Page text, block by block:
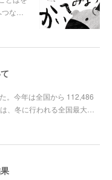
な…
。今年は全国から 112,486
、冬に行われる全国最大…